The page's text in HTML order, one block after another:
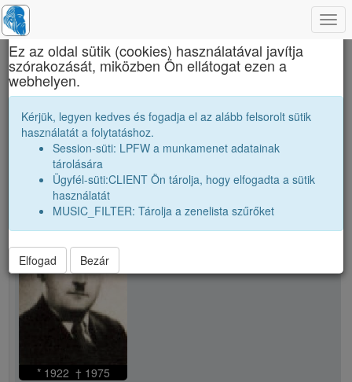
Brassai Sámuel Líceum
Tanári kar Tóth András
whatshot folder_shared
Tóth András
* 1922 † 1975
×
Ez az oldal sütik (cookies) használatával javítja
szórakozását, miközben Ön ellátogat ezen a
webhelyen.
Kérjük, legyen kedves és fogadja el az alább felsorolt sütik
használatát a folytatáshoz.
Session-süti: LPFW a munkamenet adatainak
tárolására
Ügyfél-süti:CLIENT Ön tárolja, hogy elfogadta a sütik
használatát
MUSIC_FILTER: Tárolja a zenelista szűrőket
Elfogad Bezár